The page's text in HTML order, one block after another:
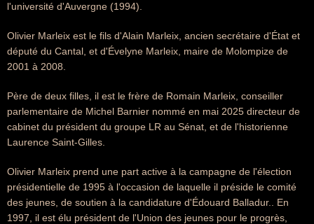
l'université d'Auvergne (1994).
Olivier Marleix est le fils d'Alain Marleix, ancien secrétaire d'État et
député du Cantal, et d'Évelyne Marleix, maire de Molompize de
2001 à 2008.
Père de deux filles, il est le frère de Romain Marleix, conseiller
parlementaire de Michel Barnier nommé en mai 2025 directeur de
cabinet du président du groupe LR au Sénat, et de l'historienne
Laurence Saint-Gilles.
Olivier Marleix prend une part active à la campagne de l'élection
présidentielle de 1995 à l'occasion de laquelle il préside le comité
des jeunes, de soutien à la candidature d'Édouard Balladur.. En
1997, il est élu président de l'Union des jeunes pour le progrès,